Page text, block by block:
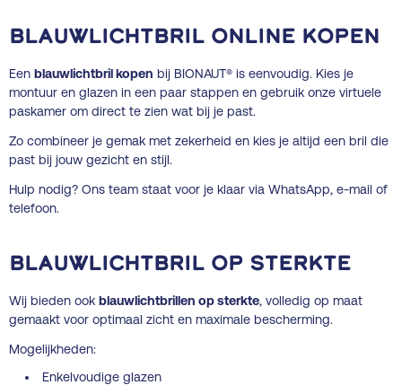
Blauwlichtbril online kopen
Een blauwlichtbril kopen bij BIONAUT® is eenvoudig. Kies je
montuur en glazen in een paar stappen en gebruik onze virtuele
paskamer om direct te zien wat bij je past.
Zo combineer je gemak met zekerheid en kies je altijd een bril die
past bij jouw gezicht en stijl.
Hulp nodig? Ons team staat voor je klaar via WhatsApp, e-mail of
telefoon.
Blauwlichtbril op sterkte
Wij bieden ook blauwlichtbrillen op sterkte, volledig op maat
gemaakt voor optimaal zicht en maximale bescherming.
Mogelijkheden:
Enkelvoudige glazen